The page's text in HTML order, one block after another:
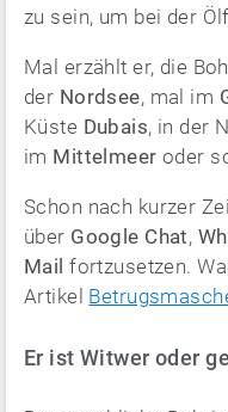
zu sein, um bei der
Mal erzählt er, die
der Nordsee, mal im
Küste Dubais, in der
im Mittelmeer oder
Schon nach kurzer
über Google Chat,
Mail fortzusetzen.
Artikel
Er ist Witwer oder